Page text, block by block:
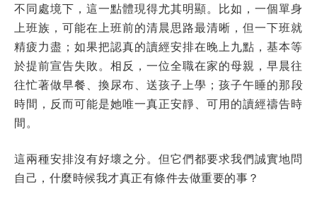
不同處境下，這一點體現得尤其明顯。比如，一個單身
上班族，可能在上班前的清晨思路最清晰，但一下班就
精疲力盡；如果把認真的讀經安排在晚上九點，基本等
於提前宣告失敗。相反，一位全職在家的母親，早晨往
往忙著做早餐、換尿布、送孩子上學；孩子午睡的那段
時間，反而可能是她唯一真正安靜、可用的讀經禱告時
間。
這兩種安排沒有好壞之分。但它們都要求我們誠實地問
自己，什麼時候我才真正有條件去做重要的事？